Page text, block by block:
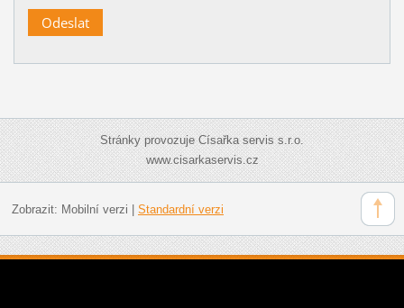
Stránky provozuje Císařka servis s.r.o.
www.cisarkaservis.cz
Zobrazit: Mobilní verzi Standardní verzi